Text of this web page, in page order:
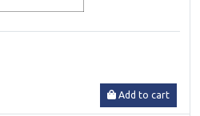
Add to cart